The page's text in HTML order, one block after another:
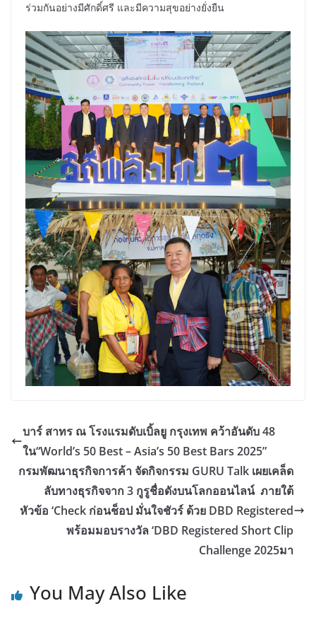
ร่วมกันอย่างมีศักดิ์ศรี และมีความสุขอย่างยั่งยืน
บาร์ สาทร ณ โรงแรมดับเบิ้ลยู กรุงเทพ คว้าอันดับ 48
ใน“World’s 50 Best – Asia’s 50 Best Bars 2025”
กรมพัฒนาธุรกิจการค้า จัดกิจกรรม GURU Talk เผยเคล็ด
ลับทางธุรกิจจาก 3 กูรูชื่อดังบนโลกออนไลน์ ภายใต้
หัวข้อ ‘Check ก่อนช็อป มั่นใจชัวร์ ด้วย DBD Registered
พร้อมมอบรางวัล ‘DBD Registered Short Clip
Challenge 2025มา
You May Also Like